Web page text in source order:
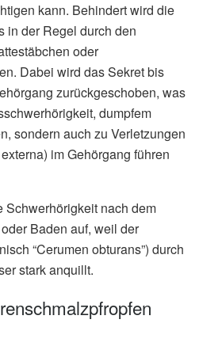
kann. Behindert wird die
in der Regel durch den
oder
Dabei wird das Sekret bis
zurückgeschoben, was
dumpfem
sondern auch zu Verletzungen
im Gehörgang führen
Schwerhörigkeit nach dem
Baden auf, weil der
“Cerumen obturans”) durch
stark anquillt.